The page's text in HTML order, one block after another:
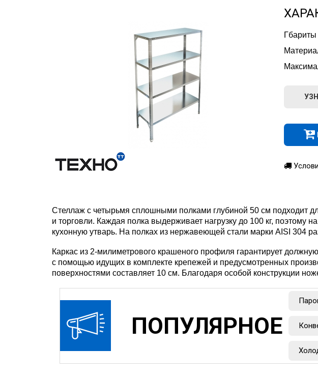
Стеллаж с четырьмя сплошными полками глубиной 50 см подходит
и торговли. Каждая полка выдерживает нагрузку до 100 кг,
кухонную утварь. На полках из нержавеющей стали марки AISI 304
Каркас из 2-милиметрового крашеного профиля гарантирует
с помощью идущих в комплекте крепежей и предусмотренных
поверхностями составляет 10 см. Благодаря особой конструкции
ПОПУЛЯРНОЕ